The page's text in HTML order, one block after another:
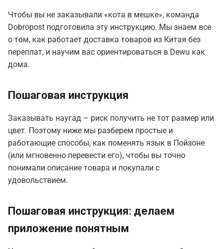
Чтобы вы не заказывали «кота в мешке», команда
Dobropost подготовила эту инструкцию. Мы знаем все
о том, как работает доставка товаров из Китая без
переплат, и научим вас ориентироваться в Dewu как
дома.
Пошаговая инструкция
Заказывать наугад – риск получить не тот размер или
цвет. Поэтому ниже мы разберем простые и
работающие способы, как поменять язык в Пойзоне
(или мгновенно перевести его), чтобы вы точно
понимали описание товара и покупали с
удовольствием.
Пошаговая инструкция: делаем
приложение понятным